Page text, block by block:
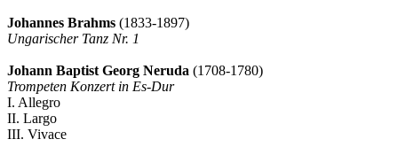
Johannes Brahms (1833-1897)
Ungarischer Tanz Nr. 1
Johann Baptist Georg Neruda (1708-1780)
Trompeten Konzert in Es-Dur
I. Allegro
II. Largo
III. Vivace